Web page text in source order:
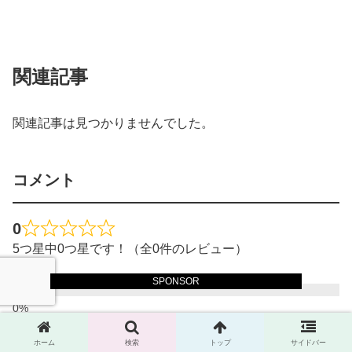
SPONSOR
関連記事
関連記事は見つかりませんでした。
コメント
0
5つ星中0つ星です！（全0件のレビュー）
星4つ
ホーム 検索 トップ サイドバー